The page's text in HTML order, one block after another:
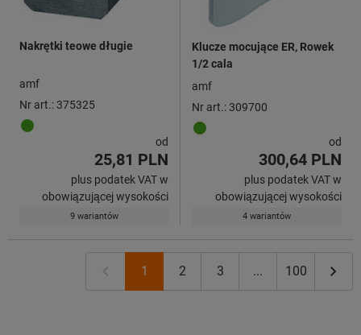
Nakrętki teowe długie
amf
Nr art.: 375325
od
25,81 PLN
plus podatek VAT w
obowiązującej wysokości
9 wariantów
Klucze mocujące ER, Rowek
1/2 cala
amf
Nr art.: 309700
od
300,64 PLN
plus podatek VAT w
obowiązującej wysokości
4 wariantów
1 2 3 ... 100